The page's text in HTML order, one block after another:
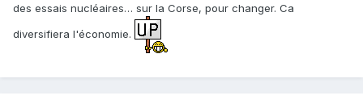
des essais nucléaires… sur la Corse, pour changer. Ca
diversifiera l'économie.